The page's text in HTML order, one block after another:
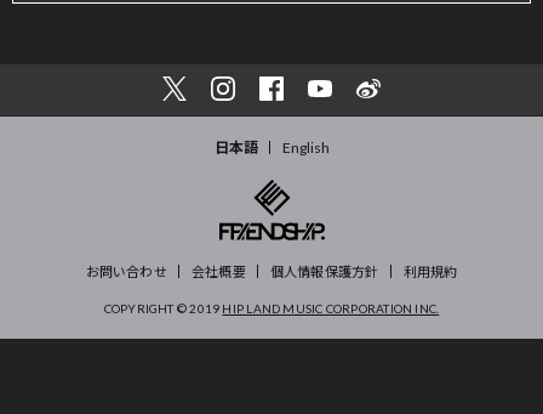
日本語 English
お問い合わせ 会社概要 個人情報保護方針 利用規約
COPYRIGHT © 2019 HIP LAND MUSIC CORPORATION INC.